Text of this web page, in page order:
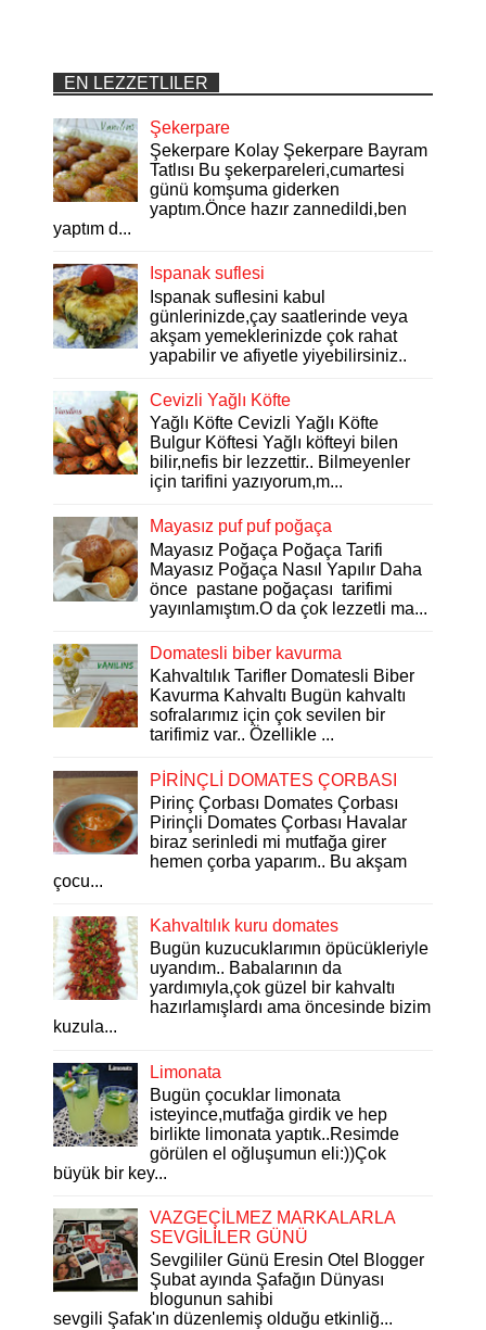
EN LEZZETLILER
Şekerpare
Şekerpare Kolay Şekerpare Bayram
Tatlısı Bu şekerpareleri,cumartesi
günü komşuma giderken
yaptım.Önce hazır zannedildi,ben
yaptım d...
Ispanak suflesi
Ispanak suflesini kabul
günlerinizde,çay saatlerinde veya
akşam yemeklerinizde çok rahat
yapabilir ve afiyetle yiyebilirsiniz..
Cevizli Yağlı Köfte
Yağlı Köfte Cevizli Yağlı Köfte
Bulgur Köftesi Yağlı köfteyi bilen
bilir,nefis bir lezzettir.. Bilmeyenler
için tarifini yazıyorum,m...
Mayasız puf puf poğaça
Mayasız Poğaça Poğaça Tarifi
Mayasız Poğaça Nasıl Yapılır Daha
önce pastane poğaçası tarifimi
yayınlamıştım.O da çok lezzetli ma...
Domatesli biber kavurma
Kahvaltılık Tarifler Domatesli Biber
Kavurma Kahvaltı Bugün kahvaltı
sofralarımız için çok sevilen bir
tarifimiz var.. Özellikle ...
PİRİNÇLİ DOMATES ÇORBASI
Pirinç Çorbası Domates Çorbası
Pirinçli Domates Çorbası Havalar
biraz serinledi mi mutfağa girer
hemen çorba yaparım.. Bu akşam
çocu...
Kahvaltılık kuru domates
Bugün kuzucuklarımın öpücükleriyle
uyandım.. Babalarının da
yardımıyla,çok güzel bir kahvaltı
hazırlamışlardı ama öncesinde bizim
kuzula...
Limonata
Bugün çocuklar limonata
isteyince,mutfağa girdik ve hep
birlikte limonata yaptık..Resimde
görülen el oğluşumun eli:))Çok
büyük bir key...
VAZGEÇİLMEZ MARKALARLA
SEVGİLİLER GÜNÜ
Sevgililer Günü Eresin Otel Blogger
Şubat ayında Şafağın Dünyası
blogunun sahibi
sevgili Şafak'ın düzenlemiş olduğu etkinliğ...